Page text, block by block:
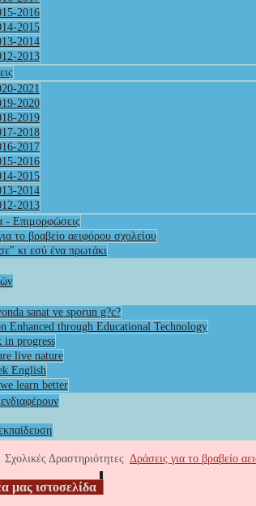
2016
2015
2014
2013
2021
2020
2019
2018
2017
2016
2015
2014
2013
- Επιμορφώσεις
το βραβείο αειφόρου σχολείου
κι εσύ ένα πρωτάκι
sanat ve sporun g?c?
Enhanced through Educational Technology
in progress
live nature
English
learn better
Σχολικές Δραστηριότητες Δράσεις για το βραβείο
μας ιστοσελίδα